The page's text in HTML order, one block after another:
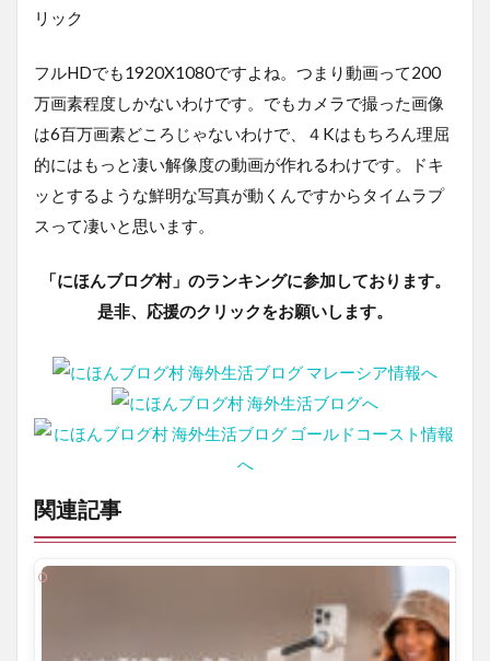
リック
フルHDでも1920X1080ですよね。つまり動画って200
万画素程度しかないわけです。でもカメラで撮った画像
は6百万画素どころじゃないわけで、４Kはもちろん理屈
的にはもっと凄い解像度の動画が作れるわけです。ドキ
ッとするような鮮明な写真が動くんですからタイムラプ
スって凄いと思います。
「にほんブログ村」のランキングに参加しております。
是非、応援のクリックをお願いします。
関連記事